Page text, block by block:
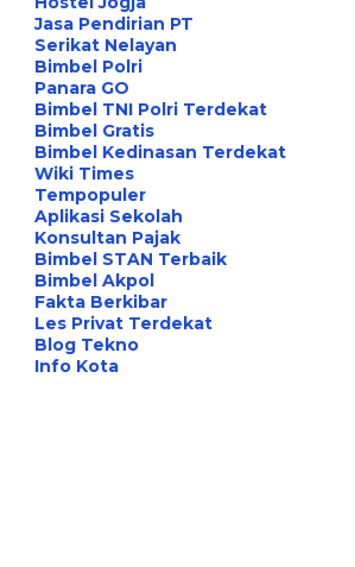
Jasa Pendirian PT
Serikat Nelayan
Bimbel Polri
Panara GO
Bimbel TNI Polri Terdekat
Bimbel Gratis
Bimbel Kedinasan Terdekat
Wiki Times
Tempopuler
Aplikasi Sekolah
Konsultan Pajak
Bimbel STAN Terbaik
Bimbel Akpol
Fakta Berkibar
Les Privat Terdekat
Blog Tekno
Info Kota